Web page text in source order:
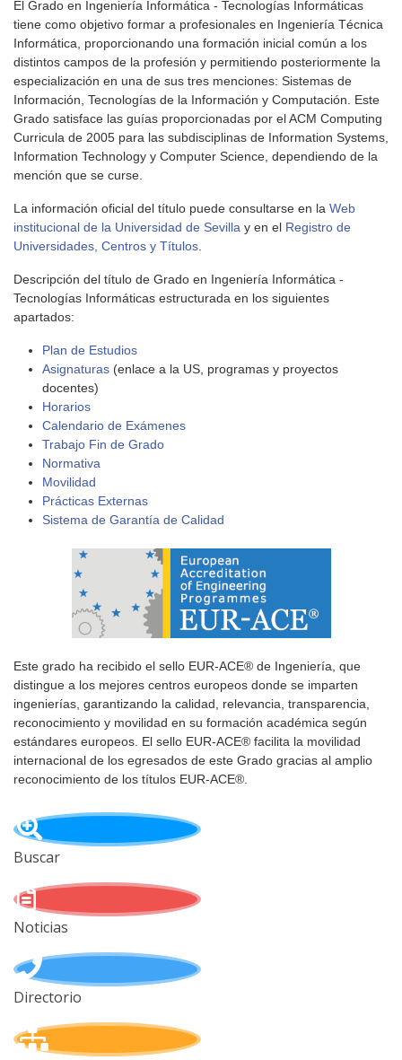
El Grado en Ingeniería Informática - Tecnologías Informáticas
tiene como objetivo formar a profesionales en Ingeniería Técnica
Informática, proporcionando una formación inicial común a los
distintos campos de la profesión y permitiendo posteriormente la
especialización en una de sus tres menciones: Sistemas de
Información, Tecnologías de la Información y Computación. Este
Grado satisface las guías proporcionadas por el ACM Computing
Curricula de 2005 para las subdisciplinas de Information Systems,
Information Technology y Computer Science, dependiendo de la
mención que se curse.
La información oficial del título puede consultarse en la Web
institucional de la Universidad de Sevilla y en el Registro de
Universidades, Centros y Títulos
Descripción del título de Grado en Ingeniería Informática -
Tecnologías Informáticas estructurada en los siguientes
apartados:
Plan de Estudios
Asignaturas (enlace a la US, programas y proyectos
docentes)
Horarios
Calendario de Exámenes
Trabajo Fin de Grado
Normativa
Movilidad
Prácticas Externas
Sistema de Garantía de Calidad
Este grado ha recibido el sello EUR-ACE® de Ingeniería, que
distingue a los mejores centros europeos donde se imparten
ingenierías, garantizando la calidad, relevancia, transparencia,
reconocimiento y movilidad en su formación académica según
estándares europeos. El sello EUR-ACE® facilita la movilidad
internacional de los egresados de este Grado gracias al amplio
reconocimiento de los títulos EUR-ACE®.
Buscar
Noticias
Directorio